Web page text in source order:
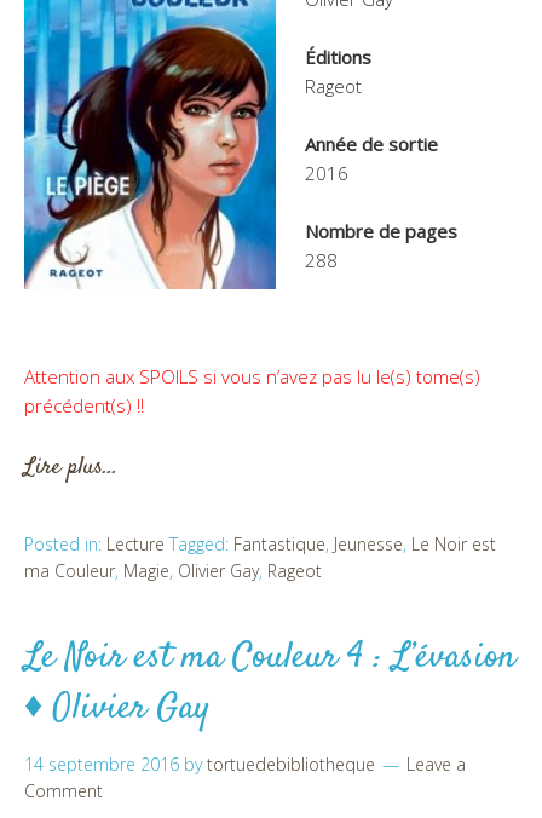
Éditions
Rageot
Année de sortie
2016
Nombre de pages
288
Attention aux SPOILS si vous n’avez pas lu le(s) tome(s)
précédent(s) !!
Lire plus…
Posted in: Lecture Tagged: Fantastique, Jeunesse, Le Noir est
ma Couleur, Magie, Olivier Gay, Rageot
Le Noir est ma Couleur 4 : L’évasion
♦ Olivier Gay
14 septembre 2016 bytortuedebibliotheque
Leave a
Comment